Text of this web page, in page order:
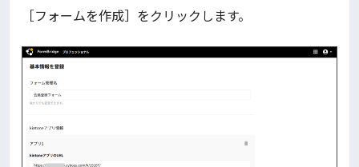
［フォームを作成］をクリックします。